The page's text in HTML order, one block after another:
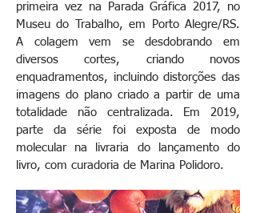
primeira vez na Parada Gráfica 2017, no
Museu do Trabalho, em Porto Alegre/RS.
A colagem vem se desdobrando em
diversos cortes, criando novos
enquadramentos, incluindo distorções das
imagens do plano criado a partir de uma
totalidade não centralizada. Em 2019,
parte da série foi exposta de modo
molecular na livraria do lançamento do
livro, com curadoria de Marina Polidoro.